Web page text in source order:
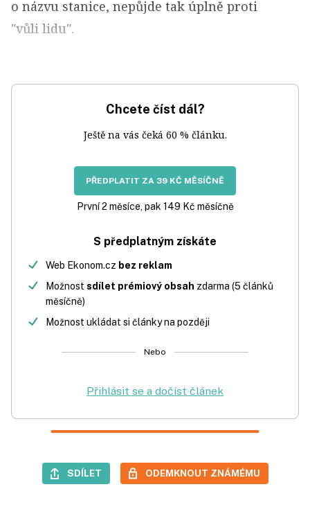
o názvu stanice, nepůjde tak úplně proti
"vůli lidu".
Chcete číst dál?
Ještě na vás čeká 60 % článku.
PŘEDPLATIT ZA 39 KČ MĚSÍČNĚ
První 2 měsíce, pak 149 Kč měsíčně
S předplatným získáte
Web Ekonom.cz bez reklam
Možnost sdílet prémiový obsah zdarma (5 článků
měsíčně)
Možnost ukládat si články na později
Nebo
Přihlásit se a dočíst článek
SDÍLET ODEMKNOUT ZNÁMÉMU